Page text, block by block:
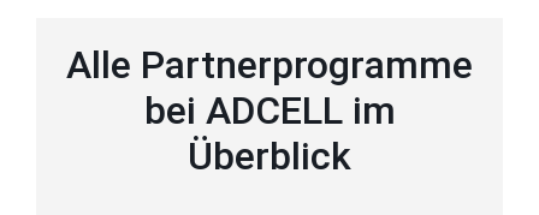
Alle Partnerprogramme
bei ADCELL im
Überblick